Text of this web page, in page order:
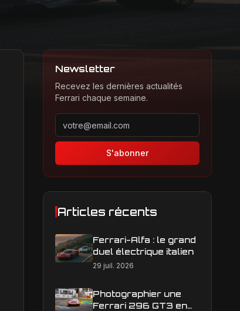
Newsletter
Recevez les dernières actualités
Ferrari chaque semaine.
Adresse email pour la newsletter
S'abonner
Articles récents
Ferrari-Alfa : le grand
duel électrique italien
29 juil. 2026
Photographier une
Ferrari 296 GT3 en